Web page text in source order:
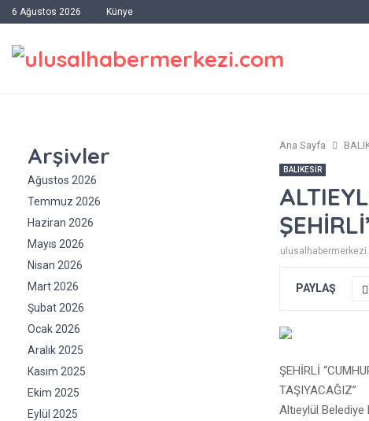
6 Ağustos 2026 Künye
Ana Sayfa
BALIKESİR
PAYLAŞ
ŞEHİRLİ
TAŞIYACAĞIZ”
Altıeylül
Arşivler
Ağustos 2026
Temmuz 2026
Haziran 2026
Mayıs 2026
Nisan 2026
Mart 2026
Şubat 2026
Ocak 2026
Aralık 2025
Kasım 2025
Ekim 2025
Eylül 2025